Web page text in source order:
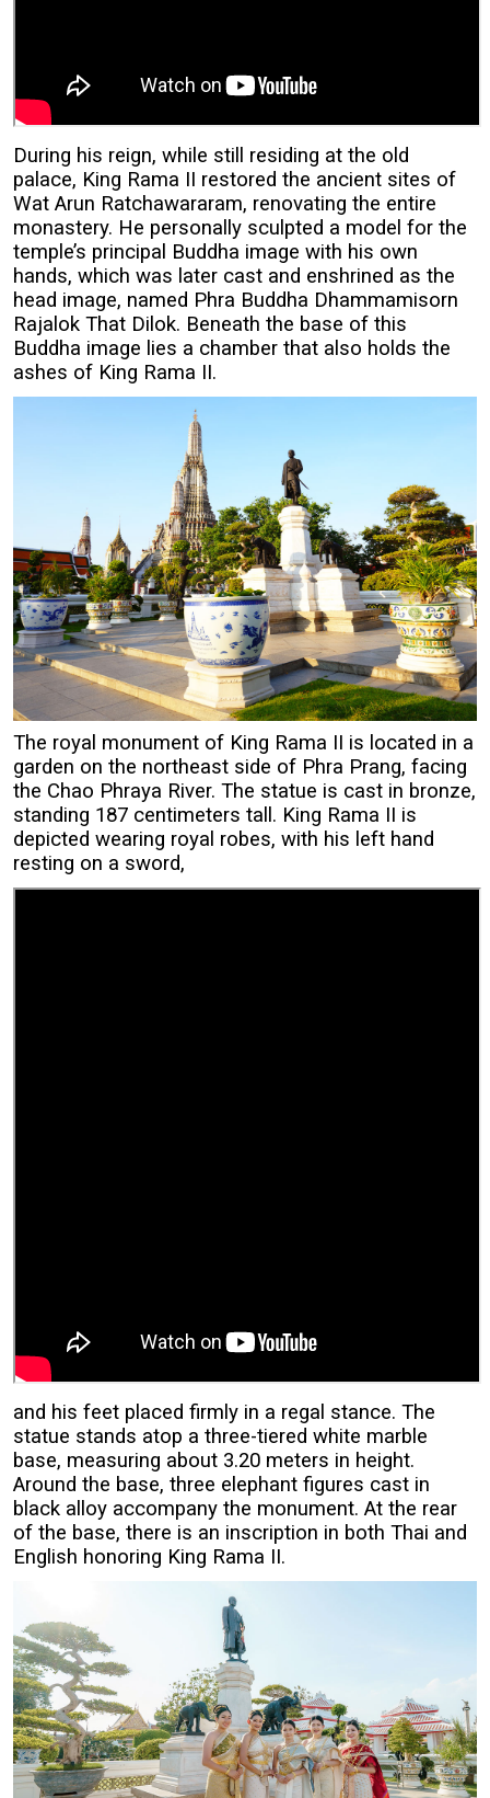
During his reign, while still residing at the old
palace, King Rama II restored the ancient sites of
Wat Arun Ratchawararam, renovating the entire
monastery. He personally sculpted a model for the
temple’s principal Buddha image with his own
hands, which was later cast and enshrined as the
head image, named Phra Buddha Dhammamisorn
Rajalok That Dilok. Beneath the base of this
Buddha image lies a chamber that also holds the
ashes of King Rama II.
The royal monument of King Rama II is located in a
garden on the northeast side of Phra Prang, facing
the Chao Phraya River. The statue is cast in bronze,
standing 187 centimeters tall. King Rama II is
depicted wearing royal robes, with his left hand
resting on a sword,
and his feet placed firmly in a regal stance. The
statue stands atop a three-tiered white marble
base, measuring about 3.20 meters in height.
Around the base, three elephant figures cast in
black alloy accompany the monument. At the rear
of the base, there is an inscription in both Thai and
English honoring King Rama II.